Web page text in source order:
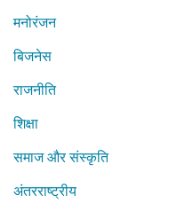
मनोरंजन
बिजनेस
राजनीति
शिक्षा
समाज और संस्कृति
अंतरराष्ट्रीय